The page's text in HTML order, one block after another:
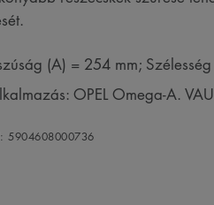
(A) = 254 mm;
OPEL Omega-A.
5904608000736